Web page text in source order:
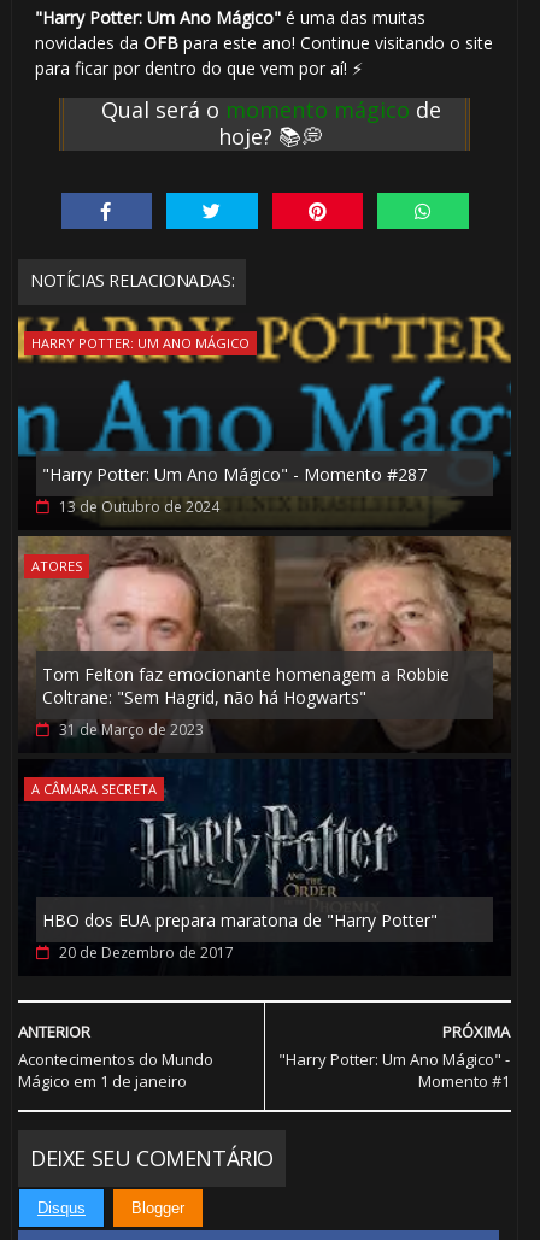
"Harry Potter: Um Ano Mágico"é uma das muitas
novidades da OFBpara este ano! Continue visitando o site
para ficar por dentro do que vem por aí! ⚡
Qual será o momento mágico de
hoje? 📚💭
NOTÍCIAS RELACIONADAS:
HARRY POTTER: UM ANO MÁGICO
"Harry Potter: Um Ano Mágico" - Momento #287
13 de Outubro de 2024
ATORES
Tom Felton faz emocionante homenagem a Robbie
Coltrane: "Sem Hagrid, não há Hogwarts"
31 de Março de 2023
A CÂMARA SECRETA
HBO dos EUA prepara maratona de "Harry Potter"
20 de Dezembro de 2017
PRÓXIMA
"Harry Potter: Um Ano Mágico" -
Momento #1
ANTERIOR
Acontecimentos do Mundo
Mágico em 1 de janeiro
DEIXE SEU COMENTÁRIO
Disqus Blogger ⚡
⚡
🎈
🎈
⚡